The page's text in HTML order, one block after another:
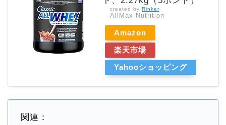
created by Rinker
AllMax Nutrition
Amazon
楽天市場
Yahooショッピング
関連：